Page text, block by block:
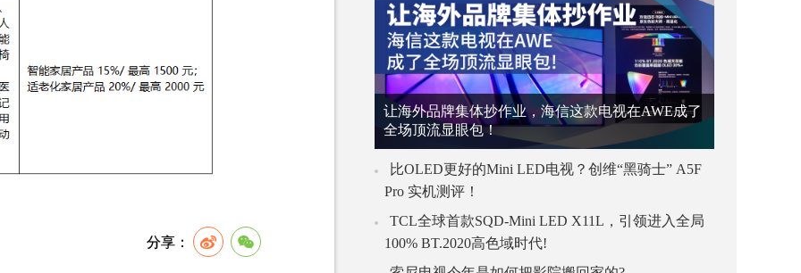
让海外品牌集体抄作业，海信这款电视在AWE成了
全场顶流显眼包！
比OLED更好的Mini LED电视？创维“黑骑士” A5F
Pro 实机测评！
TCL全球首款SQD-Mini LED X11L，引领进入全局
100% BT.2020高色域时代!